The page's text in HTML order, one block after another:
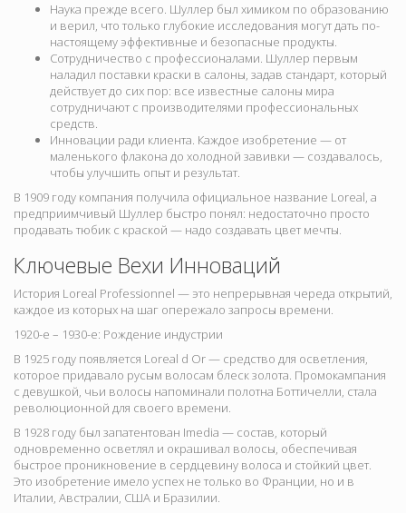
Наука прежде всего. Шуллер был химиком по образованию
и верил, что только глубокие исследования могут дать по-
настоящему эффективные и безопасные продукты.
Сотрудничество с профессионалами. Шуллер первым
наладил поставки краски в салоны, задав стандарт, который
действует до сих пор: все известные салоны мира
сотрудничают с производителями профессиональных
средств.
Инновации ради клиента. Каждое изобретение — от
маленького флакона до холодной завивки — создавалось,
чтобы улучшить опыт и результат.
В 1909 году компания получила официальное название Loreal, а
предприимчивый Шуллер быстро понял: недостаточно просто
продавать тюбик с краской — надо создавать цвет мечты.
Ключевые Вехи Инноваций
История Loreal Professionnel — это непрерывная череда открытий,
каждое из которых на шаг опережало запросы времени.
1920-е – 1930-е: Рождение индустрии
В 1925 году появляется Loreal d Or — средство для осветления,
которое придавало русым волосам блеск золота. Промокампания
с девушкой, чьи волосы напоминали полотна Боттичелли, стала
революционной для своего времени.
В 1928 году был запатентован Imedia — состав, который
одновременно осветлял и окрашивал волосы, обеспечивая
быстрое проникновение в сердцевину волоса и стойкий цвет.
Это изобретение имело успех не только во Франции, но и в
Италии, Австралии, США и Бразилии.